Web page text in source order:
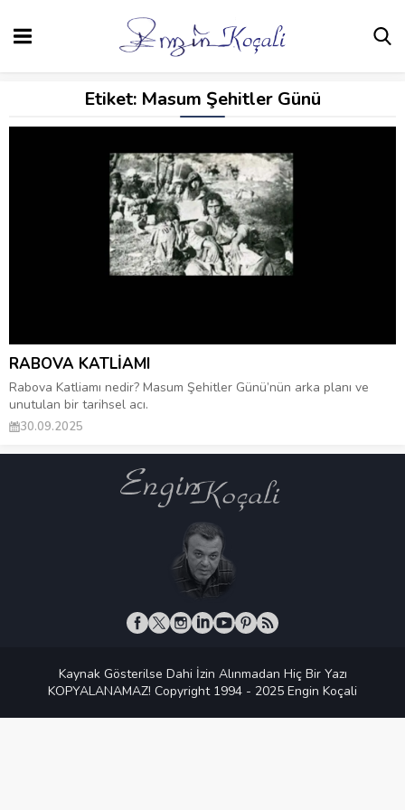
Etiket: Masum Şehitler Günü
RABOVA KATLİAMI
Rabova Katliamı nedir? Masum Şehitler Günü’nün arka planı ve
unutulan bir tarihsel acı.
30.09.2025
Kaynak Gösterilse Dahi İzin Alınmadan Hiç Bir Yazı
KOPYALANAMAZ! Copyright 1994 - 2025 Engin Koçali